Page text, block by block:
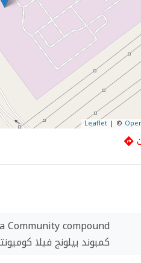
Leaflet | ©
Community compound
كمبوند بيلونج فيلا